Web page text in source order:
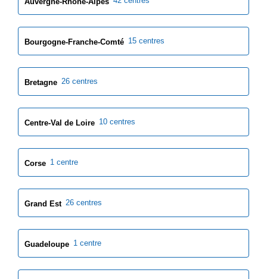
Bourgogne-Franche-Comté 15 centres
Bretagne 26 centres
Centre-Val de Loire 10 centres
Corse 1 centre
Grand Est 26 centres
Guadeloupe 1 centre